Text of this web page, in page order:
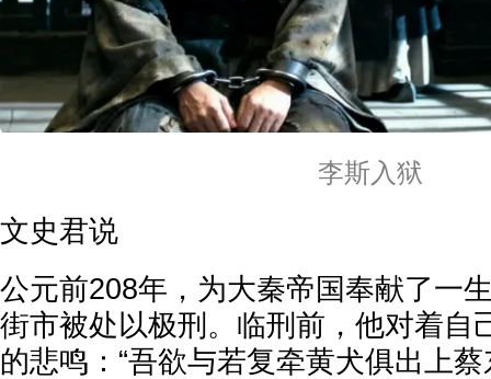
李斯入狱
文史君说
公元前208年，为大秦帝国奉献了一
街市被处以极刑。临刑前，他对着自
的悲鸣：“吾欲与若复牵黄犬俱出上